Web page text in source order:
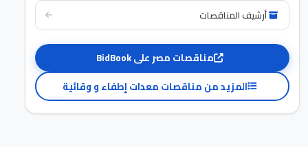
أرشيف المناقصات
مناقصات مصر على BidBook
المزيد من مناقصات معدات إطفاء و وقائية